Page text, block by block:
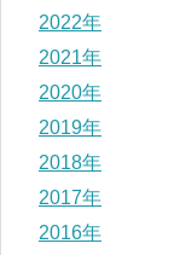
2022年
2021年
2020年
2019年
2018年
2017年
2016年